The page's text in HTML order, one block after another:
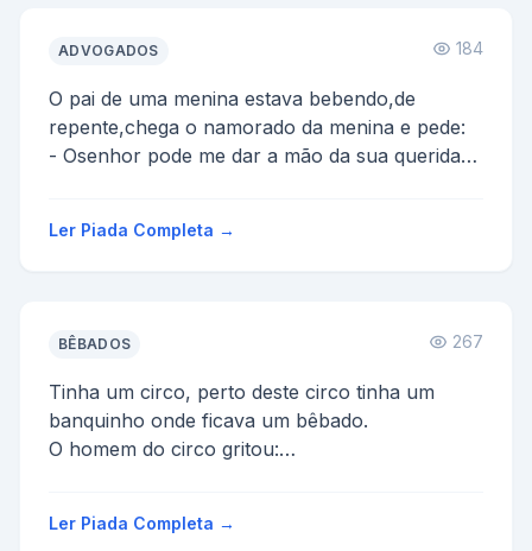
ADVOGADOS 184
O pai de uma menina estava bebendo,de
repente,chega o namorado da menina e pede:
- Osenhor pode me dar a mão da sua querida
Ler Piada Completa →
BÊBADOS 267
Tinha um circo, perto deste circo tinha um
banquinho onde ficava um bêbado.
O homem do circo gritou:
Ler Piada Completa →